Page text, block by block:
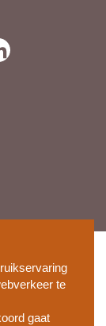
te
gaat